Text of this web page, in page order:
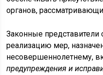
органов,
Законные представители
реализацию мер,
несовершеннолетнему,
предупреждения и